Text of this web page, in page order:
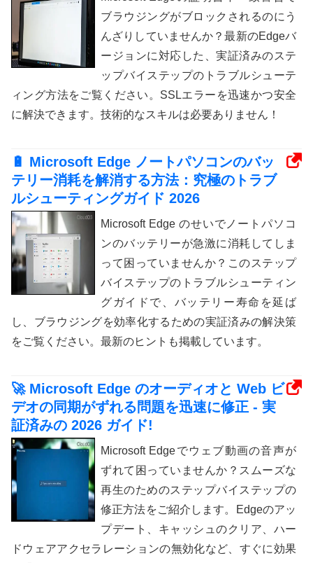
ブラウジングがブロックされるのにう
んざりしていませんか？最新のEdgeバ
ージョンに対応した、実証済みのステ
ップバイステップのトラブルシューテ
ィング方法をご覧ください。SSLエラーを迅速かつ安全
に解決できます。技術的なスキルは必要ありません！
🔋 Microsoft Edge ノートパソコンのバッ
テリー消耗を解消する方法：究極のトラブ
ルシューティングガイド 2026
Microsoft Edge のせいでノートパソコ
ンのバッテリーが急激に消耗してしま
って困っていませんか？このステップ
バイステップのトラブルシューティン
グガイドで、バッテリー寿命を延ば
し、ブラウジングを効率化するための実証済みの解決策
をご覧ください。最新のヒントも掲載しています。
🚀 Microsoft Edge のオーディオと Web ビ
デオの同期がずれる問題を迅速に修正 - 実
証済みの 2026 ガイド!
Microsoft Edgeでウェブ動画の音声が
ずれて困っていませんか？スムーズな
再生のためのステップバイステップの
修正方法をご紹介します。Edgeのアッ
プデート、キャッシュのクリア、ハー
ドウェアアクセラレーションの無効化など、すぐに効果